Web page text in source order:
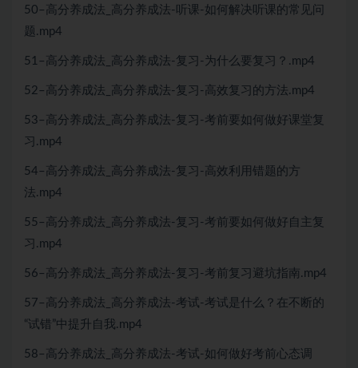
50–高分养成法_高分养成法-听课-如何解决听课的常见问
题.mp4
51–高分养成法_高分养成法-复习-为什么要复习？.mp4
52–高分养成法_高分养成法-复习-高效复习的方法.mp4
53–高分养成法_高分养成法-复习-考前要如何做好课堂复
习.mp4
54–高分养成法_高分养成法-复习-高效利用错题的方
法.mp4
55–高分养成法_高分养成法-复习-考前要如何做好自主复
习.mp4
56–高分养成法_高分养成法-复习-考前复习避坑指南.mp4
57–高分养成法_高分养成法-考试-考试是什么？在不断的
“试错”中提升自我.mp4
58–高分养成法_高分养成法-考试-如何做好考前心态调